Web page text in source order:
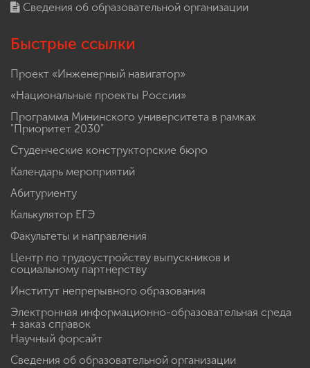
Сведения об образовательной организации
Быстрые ссылки
Проект «Инженерный навигатор»
«Национальные проекты России»
Программа Мининского университета в рамках
"Приоритет 2030"
Студенческие конструкторские бюро
Календарь мероприятий
Абитуриенту
Калькулятор ЕГЭ
Факультеты и направления
Центр по трудоустройству выпускников и
социальному партнерству
Институт непрерывного образования
Электронная информационно-образовательная среда
+ заказ справок
Научный форсайт
Сведения об образовательной организации